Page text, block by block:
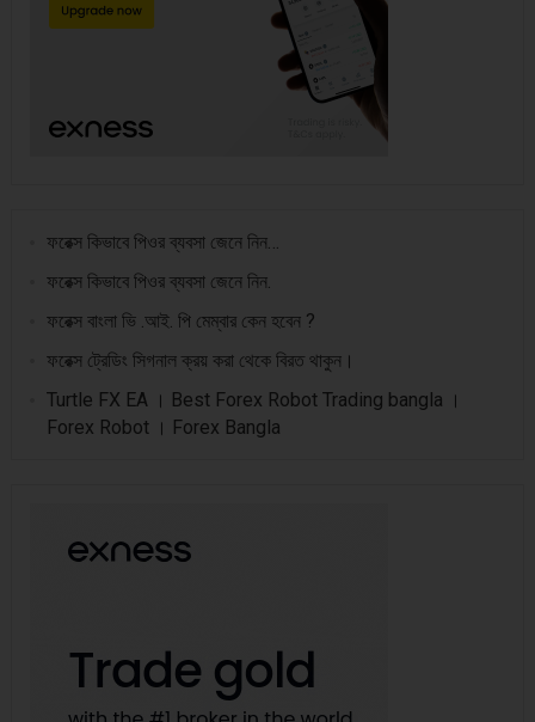
ফরেক্স কিভাবে পিওর ব্যবসা জেনে নিন…
ফরেক্স কিভাবে পিওর ব্যবসা জেনে নিন.
ফরেক্স বাংলা ভি .আই. পি মেম্বার কেন হবেন ?
ফরেক্স ট্রেডিং সিগনাল ক্রয় করা থেকে বিরত থাকুন।
Turtle FX EA । Best Forex Robot Trading bangla ।
Forex Robot । Forex Bangla